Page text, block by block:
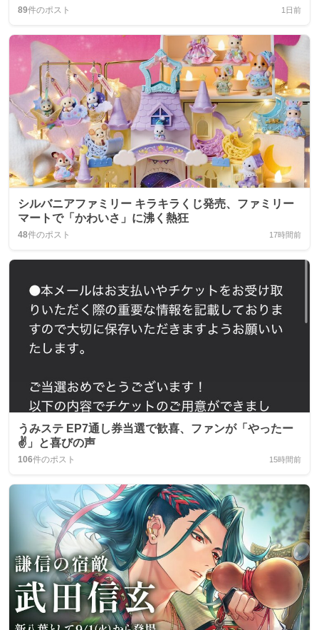
89件のポスト 1日前
シルバニアファミリー キラキラくじ発売、ファミリー
マートで「かわいさ」に沸く熱狂
48件のポスト 17時間前
うみステ EP7通し券当選で歓喜、ファンが「やったー
✌️」と喜びの声
106件のポスト 15時間前